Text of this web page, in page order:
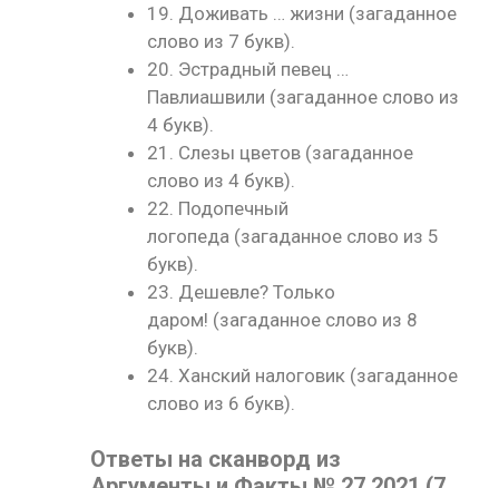
19. Доживать … жизни (загаданное
слово из 7 букв).
20. Эстрадный певец …
Павлиашвили (загаданное слово из
4 букв).
21. Слезы цветов (загаданное
слово из 4 букв).
22. Подопечный
логопеда (загаданное слово из 5
букв).
23. Дешевле? Только
даром! (загаданное слово из 8
букв).
24. Ханский налоговик (загаданное
слово из 6 букв).
Ответы на сканворд из